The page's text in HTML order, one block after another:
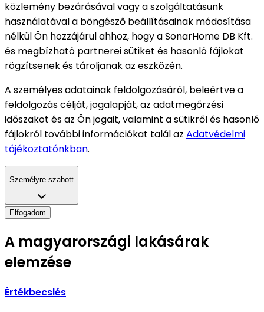
közlemény bezárásával vagy a szolgáltatásunk
használatával a böngésző beállításainak módosítása
nélkül Ön hozzájárul ahhoz, hogy a SonarHome DB Kft.
és megbízható partnerei sütiket és hasonló fájlokat
rögzítsenek és tároljanak az eszközén.
A személyes adatainak feldolgozásáról, beleértve a
feldolgozás célját, jogalapját, az adatmegőrzési
időszakot és az Ön jogait, valamint a sütikről és hasonló
fájlokról további információkat talál az Adatvédelmi
tájékoztatónkban.
Személyre szabott
Elfogadom
A magyarországi lakásárak
elemzése
Értékbecslés